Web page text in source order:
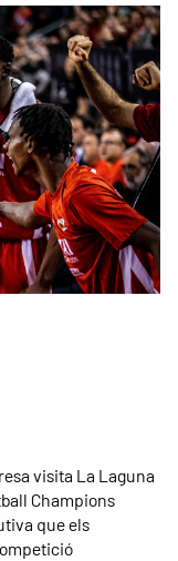
visita La Laguna
Champions
que els